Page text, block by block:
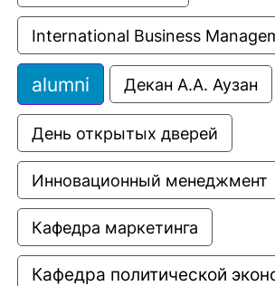
International Business
alumni Декан А.А. Аузан
День открытых дверей
Инновационный менеджмент
Кафедра маркетинга
Кафедра политической